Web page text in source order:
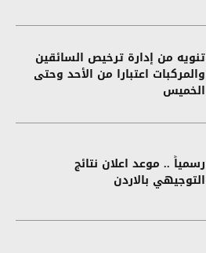
تنويه من إدارة ترخيص السائقين
والمركبات اعتبارا من الأحد وحتى
الخميس
رسمياً .. موعد اعلان نتائج
التوجيهي بالاردن